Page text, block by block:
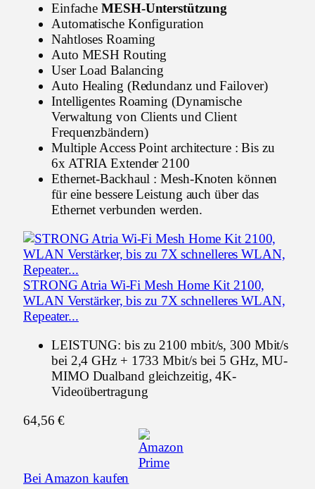
EinfacheMESH-Unterstützung
Automatische Konfiguration
Nahtloses Roaming
Auto MESH Routing
User Load Balancing
Auto Healing (Redundanz und Failover)
Intelligentes Roaming (Dynamische
Verwaltung von Clients und Client
Frequenzbändern)
Multiple Access Point architecture : Bis zu
6x ATRIA Extender 2100
Ethernet-Backhaul : Mesh-Knoten können
für eine bessere Leistung auch über das
Ethernet verbunden werden.
STRONG Atria Wi-Fi Mesh Home Kit 2100,
WLAN Verstärker, bis zu 7X schnelleres WLAN,
Repeater...
LEISTUNG: bis zu 2100 mbit/s, 300 Mbit/s
bei 2,4 GHz + 1733 Mbit/s bei 5 GHz, MU-
MIMO Dualband gleichzeitig, 4K-
Videoübertragung
64,56 €
Bei Amazon kaufen